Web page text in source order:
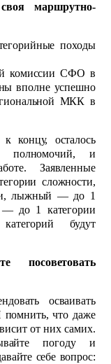
маршрутно-
походы
комиссии СФО в
вполне успешно
МКК в
концу, осталось
полномочий, и
Заявленные
сложности,
лыжный — до 1
— до 1 категории
будут
осваивать
что даже
от них самих.
погоду и
себе вопрос: